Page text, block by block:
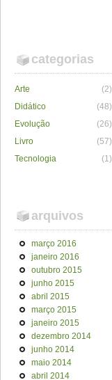
categorias
Arte (2)
Didático
(48)
Evolução
(26)
Livro
(57)
Tecnologia
(1)
arquivos
março 2016
janeiro 2016
outubro 2015
junho 2015
abril 2015
março 2015
janeiro 2015
dezembro 2014
junho 2014
maio 2014
abril 2014